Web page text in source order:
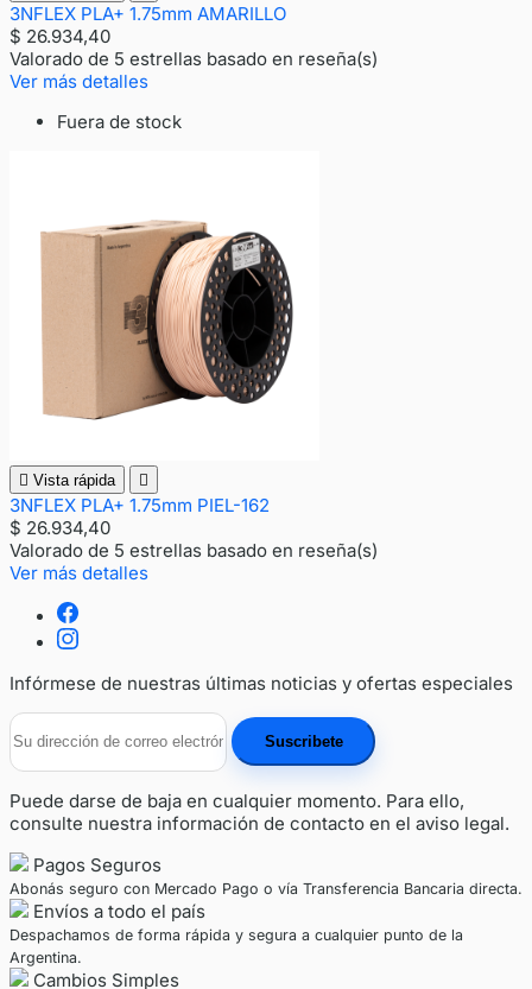
3NFLEX PLA+ 1.75mm AMARILLO
$ 26.934,40
Valorado de 5 estrellas basado en reseña(s)
Ver más detalles
Fuera de stock
 Vista rápida 
3NFLEX PLA+ 1.75mm PIEL-162
$ 26.934,40
Valorado de 5 estrellas basado en reseña(s)
Ver más detalles
Infórmese de nuestras últimas noticias y ofertas especiales
Puede darse de baja en cualquier momento. Para ello,
consulte nuestra información de contacto en el aviso legal.
Pagos Seguros
Abonás seguro con Mercado Pago o vía Transferencia Bancaria directa.
Envíos a todo el país
Despachamos de forma rápida y segura a cualquier punto de la
Argentina.
Cambios Simples